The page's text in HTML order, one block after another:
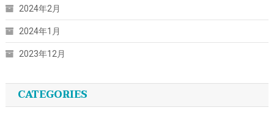
2024年2月
2024年1月
2023年12月
CATEGORIES